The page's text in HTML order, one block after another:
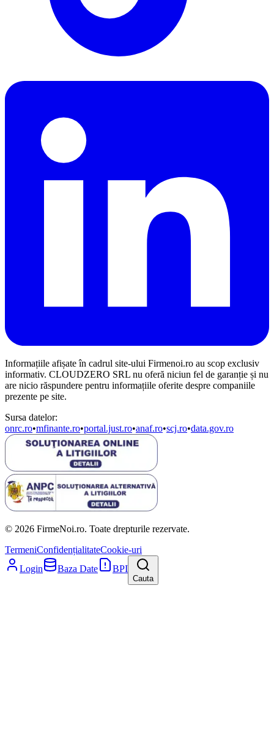
Informațiile afișate în cadrul site-ului Firmenoi.ro au scop exclusiv
informativ. CLOUDZERO SRL nu oferă niciun fel de garanție și nu
are nicio răspundere pentru informațiile oferite despre companiile
prezente pe site.
Sursa datelor:
onrc.ro•mfinante.ro•portal.just.ro•anaf.ro•scj.ro•data.gov.ro
© 2026 FirmeNoi.ro. Toate drepturile rezervate.
TermeniConfidențialitateCookie-uri
Login
Baza Date BPI
Cauta